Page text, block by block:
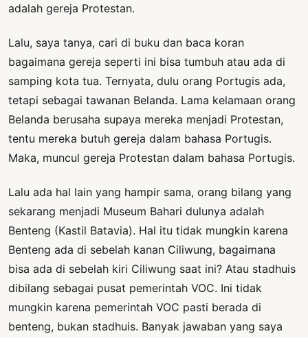
adalah gereja Protestan.
Lalu, saya tanya, cari di buku dan baca koran
bagaimana gereja seperti ini bisa tumbuh atau ada di
samping kota tua. Ternyata, dulu orang Portugis ada,
tetapi sebagai tawanan Belanda. Lama kelamaan orang
Belanda berusaha supaya mereka menjadi Protestan,
tentu mereka butuh gereja dalam bahasa Portugis.
Maka, muncul gereja Protestan dalam bahasa Portugis.
Lalu ada hal lain yang hampir sama, orang bilang yang
sekarang menjadi Museum Bahari dulunya adalah
Benteng (Kastil Batavia). Hal itu tidak mungkin karena
Benteng ada di sebelah kanan Ciliwung, bagaimana
bisa ada di sebelah kiri Ciliwung saat ini? Atau stadhuis
dibilang sebagai pusat pemerintah VOC. Ini tidak
mungkin karena pemerintah VOC pasti berada di
benteng, bukan stadhuis. Banyak jawaban yang saya